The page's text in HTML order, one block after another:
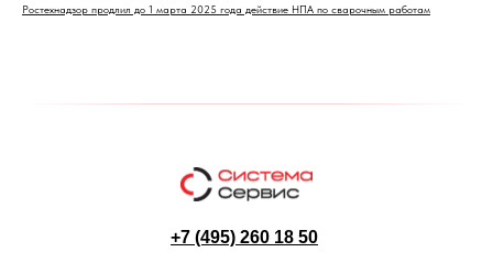
Ростехнадзор продлил до 1 марта 2025 года действие НПА по сварочным работам
+7 (495) 260 18 50